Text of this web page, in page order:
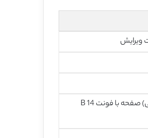
22 (2 صفحه رفرنس انگلیسی) صفحه با فونت 14 B